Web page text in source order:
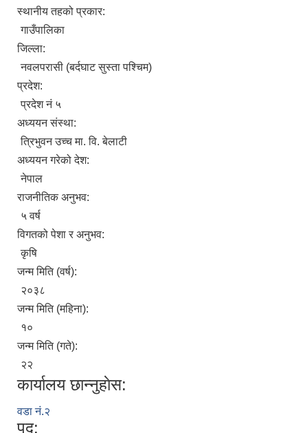
स्थानीय तहको प्रकार:
गाउँपालिका
जिल्ला:
नवलपरासी (बर्दघाट सुस्ता पश्चिम)
प्रदेश:
प्रदेश नं ५
अध्ययन संस्था:
त्रिभुवन उच्च मा. वि. बेलाटी
अध्ययन गरेको देश:
नेपाल
राजनीतिक अनुभव:
५ वर्ष
विगतको पेशा र अनुभव:
कृषि
जन्म मिति (वर्ष):
२०३८
जन्म मिति (महिना):
१०
जन्म मिति (गते):
२२
कार्यालय छान्नुहाेस:
वडा नं.२
पद: